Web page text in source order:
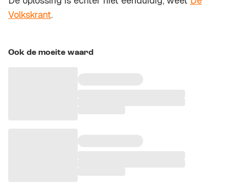
Volkskrant.
Ook de moeite waard